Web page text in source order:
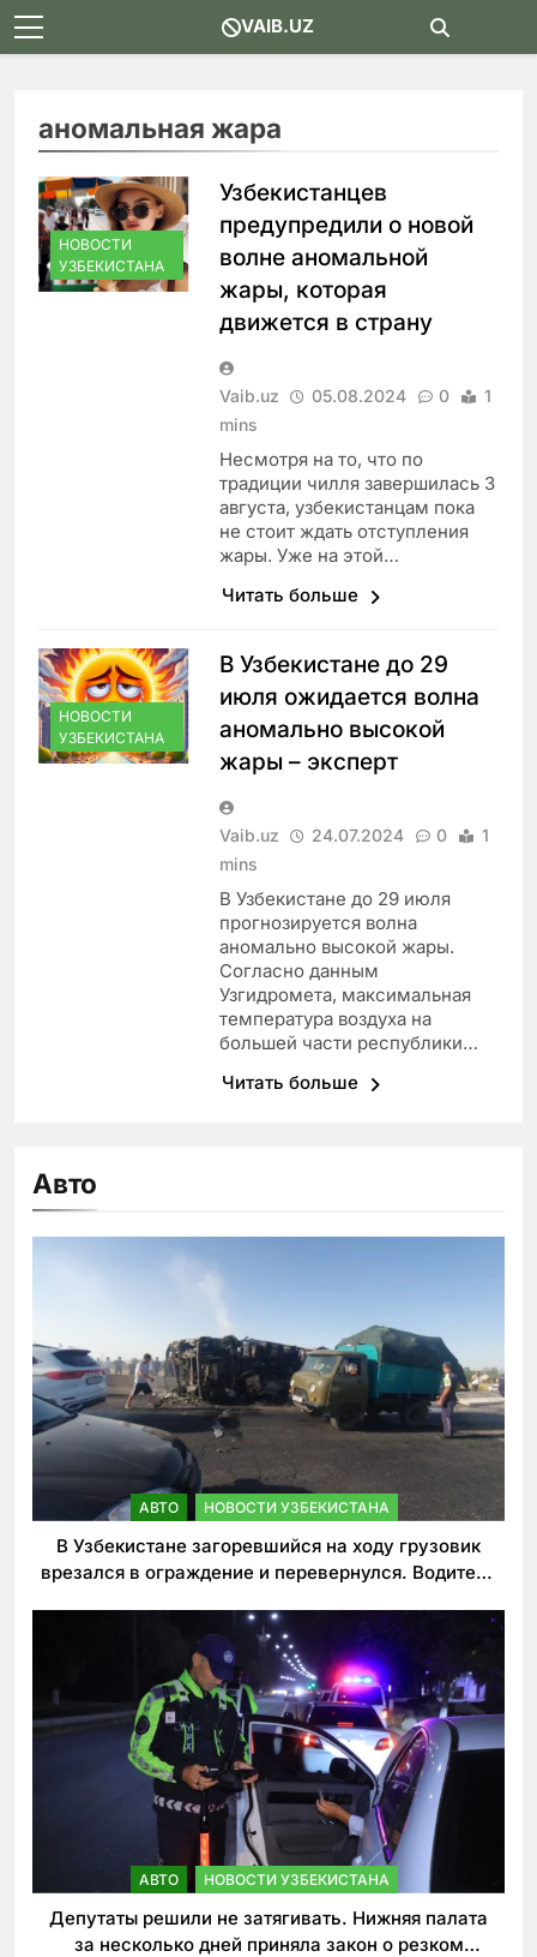
Skip
to
VAIB.UZ
аномальная жара
НОВОСТИ
УЗБЕКИСТАНА
Узбекистанцев
предупредили о новой
волне аномальной
жары, которая
движется в страну
Vaib.uz 05.08.2024 0
1
mins
Несмотря на то, что по
традиции чилля завершилась 3
августа, узбекистанцам пока
не стоит ждать отступления
жары. Уже на этой…
Читать больше
НОВОСТИ
УЗБЕКИСТАНА
В Узбекистане до 29
июля ожидается волна
аномально высокой
жары – эксперт
Vaib.uz 24.07.2024 0
1
mins
В Узбекистане до 29 июля
прогнозируется волна
аномально высокой жары.
Согласно данным
Узгидромета, максимальная
температура воздуха на
большей части республики…
Читать больше
Авто
АВТО НОВОСТИ УЗБЕКИСТАНА
В Узбекистане загоревшийся на ходу грузовик
врезался в ограждение и перевернулся. Водитель
АВТО НОВОСТИ УЗБЕКИСТАНА
Депутаты решили не затягивать. Нижняя палата
за несколько дней приняла закон о резком